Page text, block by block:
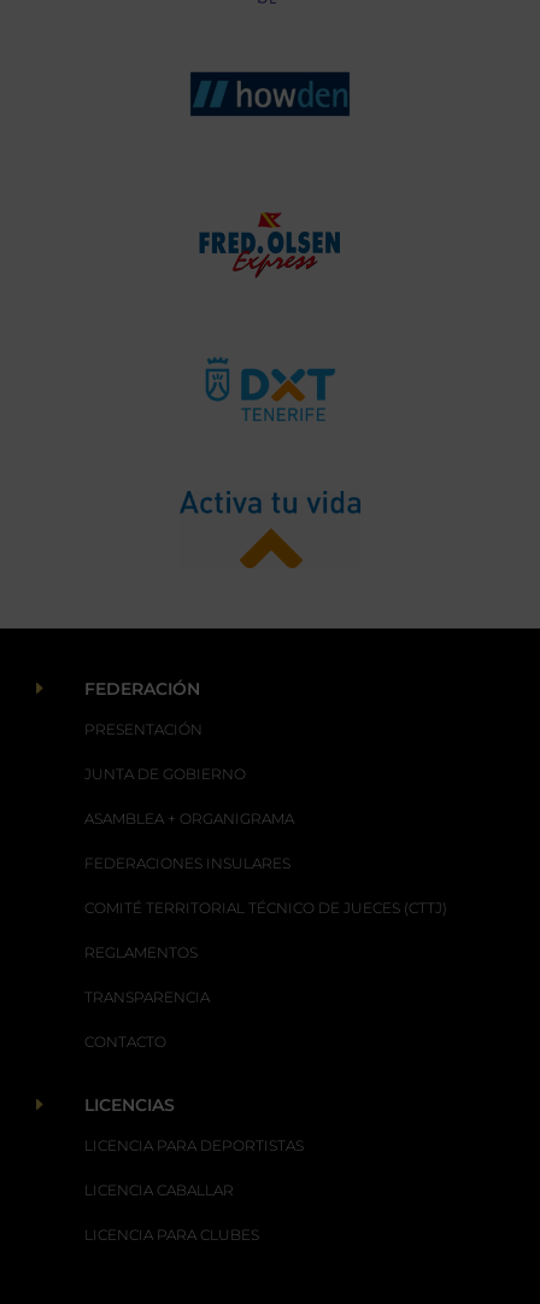
E FEDERACIÓN
PRESENTACIÓN
JUNTA DE GOBIERNO
ASAMBLEA + ORGANIGRAMA
FEDERACIONES INSULARES
COMITÉ TERRITORIAL TÉCNICO DE JUECES (CTTJ)
REGLAMENTOS
TRANSPARENCIA
CONTACTO
E LICENCIAS
LICENCIA PARA DEPORTISTAS
LICENCIA CABALLAR
LICENCIA PARA CLUBES